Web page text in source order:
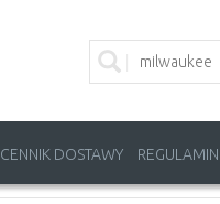
CENNIK DOSTAWY REGULAMIN